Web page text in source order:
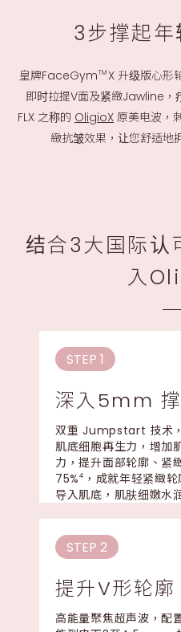
3步撑起
皇牌FaceGymTMX 升级版心形
即时拉提V面及紧緻Jawline
FLX 之称的 OligioX 原美电波，
緻抗皱效果，让您舒适地
结合3大国际认
入
STEP 1
深入5mm
双重 Jumpstart 技术
肌底细胞再生力，增加
力，提升面部轮廓、紧
75%4 ，成就年轻紧緻
导入肌底，肌肤细嫩水
STEP 2
提升V形轮廓
高能量聚焦超声波，配